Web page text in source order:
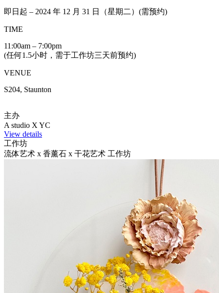
即日起 – 2024 年 12 月 31 日（星期二）(需预约)
TIME
11:00am – 7:00pm
(任何1.5小时，需于工作坊三天前预约)
VENUE
S204, Staunton
主办
A studio X YC
View details
工作坊
流体艺术 x 香薰石 x 干花艺术 工作坊